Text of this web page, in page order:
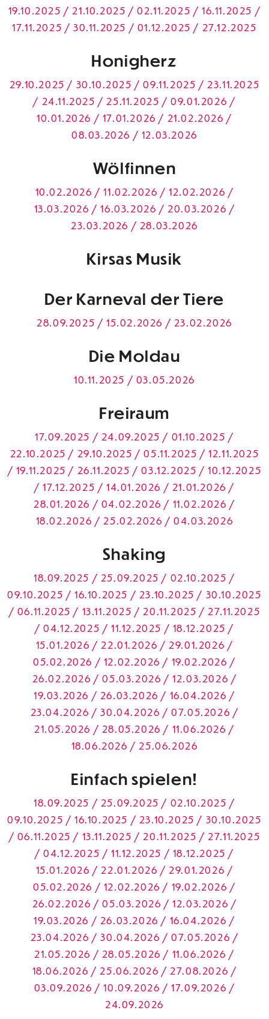
19.10.2025 / 21.10.2025 / 02.11.2025 / 16.11.2025 /
17.11.2025 / 30.11.2025 / 01.12.2025 / 27.12.2025
Honigherz
29.10.2025 / 30.10.2025 / 09.11.2025 / 23.11.2025
/ 24.11.2025 / 25.11.2025 / 09.01.2026 /
10.01.2026 / 17.01.2026 / 21.02.2026 /
08.03.2026 / 12.03.2026
Wölfinnen
10.02.2026 / 11.02.2026 / 12.02.2026 /
13.03.2026 / 16.03.2026 / 20.03.2026 /
23.03.2026 / 28.03.2026
Kirsas Musik
Der Karneval der Tiere
28.09.2025 / 15.02.2026 / 23.02.2026
Die Moldau
10.11.2025 / 03.05.2026
Freiraum
17.09.2025 / 24.09.2025 / 01.10.2025 /
22.10.2025 / 29.10.2025 / 05.11.2025 / 12.11.2025
/ 19.11.2025 / 26.11.2025 / 03.12.2025 / 10.12.2025
/ 17.12.2025 / 14.01.2026 / 21.01.2026 /
28.01.2026 / 04.02.2026 / 11.02.2026 /
18.02.2026 / 25.02.2026 / 04.03.2026
Shaking
18.09.2025 / 25.09.2025 / 02.10.2025 /
09.10.2025 / 16.10.2025 / 23.10.2025 / 30.10.2025
/ 06.11.2025 / 13.11.2025 / 20.11.2025 / 27.11.2025
/ 04.12.2025 / 11.12.2025 / 18.12.2025 /
15.01.2026 / 22.01.2026 / 29.01.2026 /
05.02.2026 / 12.02.2026 / 19.02.2026 /
26.02.2026 / 05.03.2026 / 12.03.2026 /
19.03.2026 / 26.03.2026 / 16.04.2026 /
23.04.2026 / 30.04.2026 / 07.05.2026 /
21.05.2026 / 28.05.2026 / 11.06.2026 /
18.06.2026 / 25.06.2026
Einfach spielen!
18.09.2025 / 25.09.2025 / 02.10.2025 /
09.10.2025 / 16.10.2025 / 23.10.2025 / 30.10.2025
/ 06.11.2025 / 13.11.2025 / 20.11.2025 / 27.11.2025
/ 04.12.2025 / 11.12.2025 / 18.12.2025 /
15.01.2026 / 22.01.2026 / 29.01.2026 /
05.02.2026 / 12.02.2026 / 19.02.2026 /
26.02.2026 / 05.03.2026 / 12.03.2026 /
19.03.2026 / 26.03.2026 / 16.04.2026 /
23.04.2026 / 30.04.2026 / 07.05.2026 /
21.05.2026 / 28.05.2026 / 11.06.2026 /
18.06.2026 / 25.06.2026 / 27.08.2026 /
03.09.2026 / 10.09.2026 / 17.09.2026 /
24.09.2026